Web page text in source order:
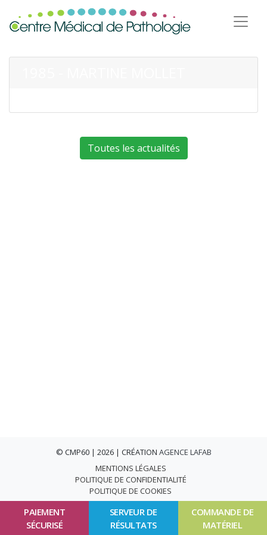
PAIEMENT
SÉCURISÉ
SERVEUR DE
RÉSULTATS
COMMANDE DE
MATÉRIEL
Toutes les actualités
© CMP60 | 2026 | CRÉATION AGENCE LAFAB
MENTIONS LÉGALES
POLITIQUE DE CONFIDENTIALITÉ
POLITIQUE DE COOKIES